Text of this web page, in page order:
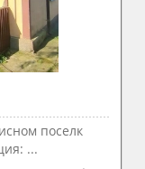
поселк
...